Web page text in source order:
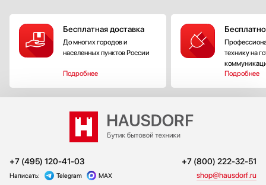
Бесплатная доставка
До многих городов и
населенных пунктов России
Подробнее
технику на
Подробнее
+7 (495) 120-41-03 +7 (800) 222-32-51
Написать: Telegram MAX shop@hausdorf.ru